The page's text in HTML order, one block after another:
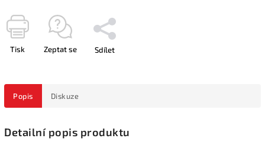
Tisk Zeptat se Sdílet
Popis Diskuze
Detailní popis produktu